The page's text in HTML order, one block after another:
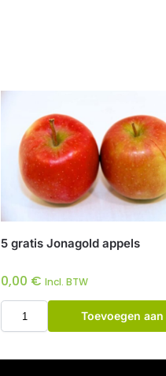
5 gratis Jonagold appels
0,00 € Incl. BTW
Toevoegen aan